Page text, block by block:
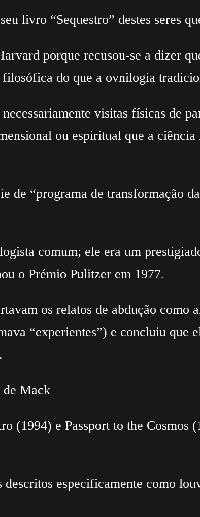
livro “Sequestro” destes seres
porque recusou-se a dizer
do que a ovnilogia
visitas físicas de
ou espiritual que a ciência
de “programa de transformação
comum; ele era um
o Prémio Pulitzer em 1977.
os relatos de abdução
“experientes”) e concluiu que
de Mack
(1994) e Passport to the
especificamente como